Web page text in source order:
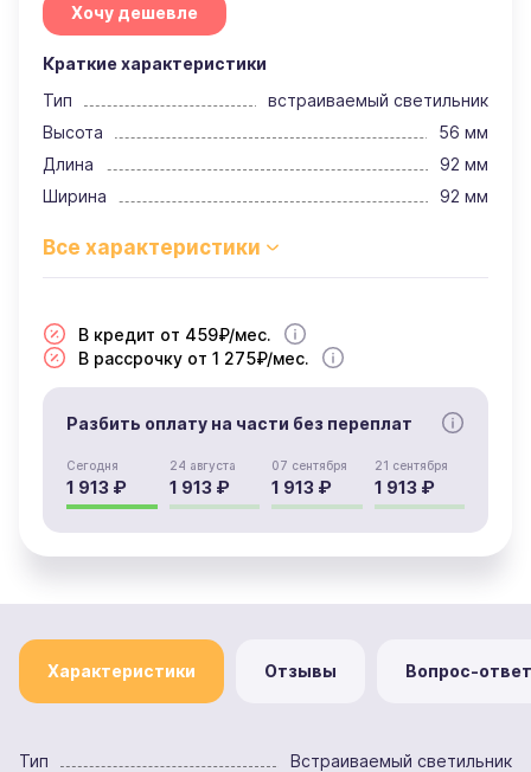
Хочу дешевле
Краткие характеристики
Тип
встраиваемый светильник
Высота
56 мм
Длина
92 мм
Ширина
92 мм
В кредит от 459₽/мес.
В рассрочку от 1 275₽/мес.
Разбить оплату на части без переплат
Сегодня
1 913 ₽
24 августа
1 913 ₽
07 сентября
1 913 ₽
21 сентября
1 913 ₽
Характеристики Отзывы Вопрос-ответ
Тип Встраиваемый светильник